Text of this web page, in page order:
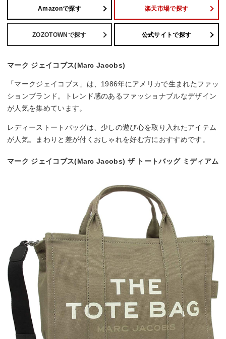
Amazonで探す 楽天市場で探す
ZOZOTOWNで探す 公式サイトで探す
マーク ジェイコブス(Marc Jacobs)
「マークジェイコブス」は、1986年にアメリカで生まれたファッ
ションブランド。トレンド感のあるファッショナブルなデザイン
が人気を集めています。
レディーストートバッグは、少しの遊び心を取り入れたアイテム
が人気。まわりと差が付くおしゃれを好む方におすすめです。
マーク ジェイコブス(Marc Jacobs) ザ トートバッグ ミディアム